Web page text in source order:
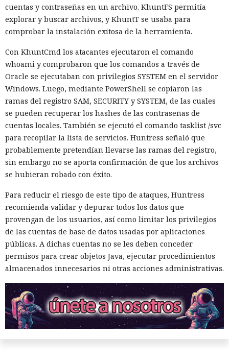
cuentas y contraseñas en un archivo. KhuntFS permitía
explorar y buscar archivos, y KhuntT se usaba para
comprobar la instalación exitosa de la herramienta.
Con KhuntCmd los atacantes ejecutaron el comando
whoami y comprobaron que los comandos a través de
Oracle se ejecutaban con privilegios SYSTEM en el servidor
Windows. Luego, mediante PowerShell se copiaron las
ramas del registro SAM, SECURITY y SYSTEM, de las cuales
se pueden recuperar los hashes de las contraseñas de
cuentas locales. También se ejecutó el comando tasklist /svc
para recopilar la lista de servicios. Huntress señaló que
probablemente pretendían llevarse las ramas del registro,
sin embargo no se aporta confirmación de que los archivos
se hubieran robado con éxito.
Para reducir el riesgo de este tipo de ataques, Huntress
recomienda validar y depurar todos los datos que
provengan de los usuarios, así como limitar los privilegios
de las cuentas de base de datos usadas por aplicaciones
públicas. A dichas cuentas no se les deben conceder
permisos para crear objetos Java, ejecutar procedimientos
almacenados innecesarios ni otras acciones administrativas.